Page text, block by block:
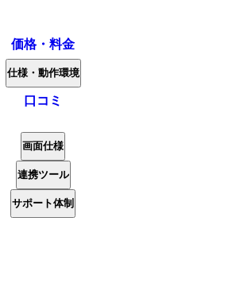
価格・料金
仕様・動作環境
口コミ
画面仕様
連携ツール
サポート体制